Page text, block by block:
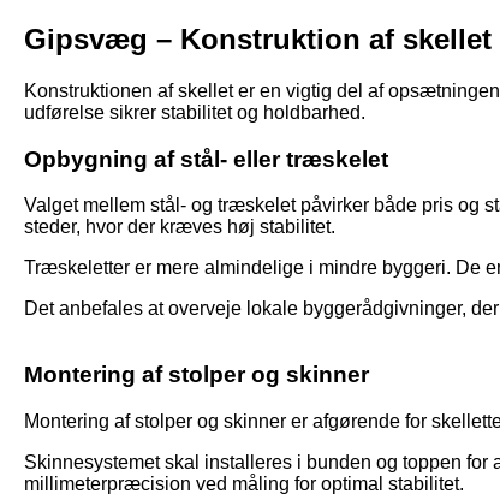
Gipsvæg – Konstruktion af skellet
Konstruktionen af skellet er en vigtig del af
udførelse sikrer stabilitet og holdbarhed.
Opbygning af stål- eller træskelet
Valget mellem stål- og træskelet påvirker både pris og
steder, hvor der kræves høj stabilitet.
Træskeletter er mere almindelige i mindre byggeri. De
Det anbefales at overveje lokale byggerådgivninger,
Montering af stolper og skinner
Montering af stolper og skinner er afgørende for
Skinnesystemet skal installeres i bunden og toppen
millimeterpræcision ved måling for optimal stabilitet.